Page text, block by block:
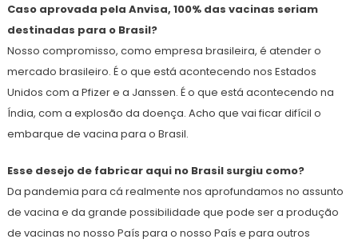
Caso aprovada pela Anvisa, 100% das vacinas seriam
destinadas para o Brasil?
Nosso compromisso, como empresa brasileira, é atender o
mercado brasileiro. É o que está acontecendo nos Estados
Unidos com a Pfizer e a Janssen. É o que está acontecendo na
Índia, com a explosão da doença. Acho que vai ficar difícil o
embarque de vacina para o Brasil.
Esse desejo de fabricar aqui no Brasil surgiu como?
Da pandemia para cá realmente nos aprofundamos no assunto
de vacina e da grande possibilidade que pode ser a produção
de vacinas no nosso País para o nosso País e para outros